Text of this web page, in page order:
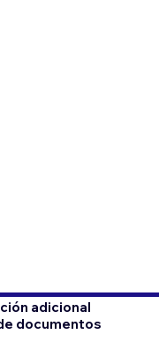
adicional
documentos